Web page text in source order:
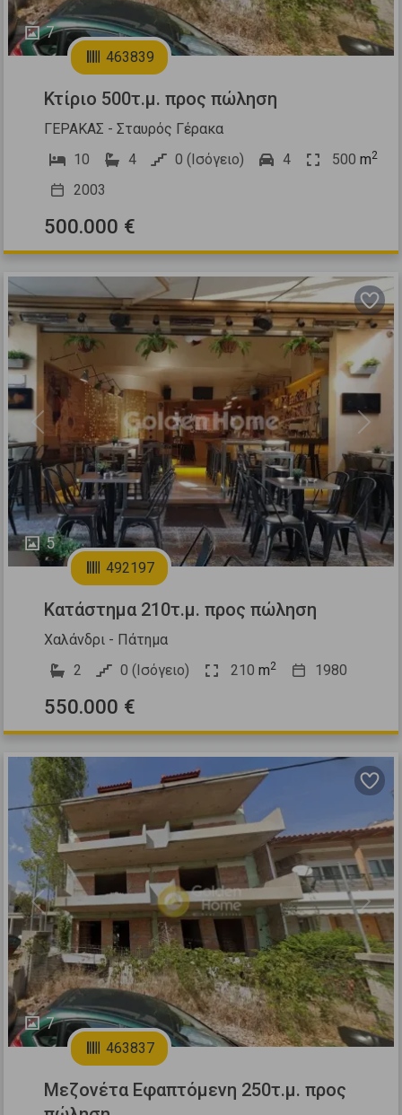
7
463839
Κτίριο 500τ.μ. προς πώληση
ΓΕΡΑΚΑΣ - Σταυρός Γέρακα
10
4 0 (Ισόγειο) 4 500 m2
2003
500.000 €
5
Previous Next
492197
Κατάστημα 210τ.μ. προς πώληση
Χαλάνδρι - Πάτημα
2
0 (Ισόγειο) 210 m2 1980
550.000 €
7
Previous Next
463837
Μεζονέτα Εφαπτόμενη 250τ.μ. προς